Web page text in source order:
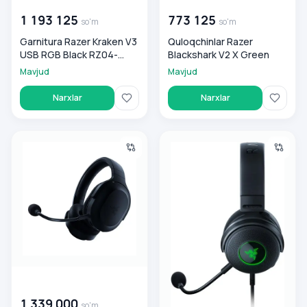
1 193 125 so'm
Garnitura Razer Kraken V3
USB RGB Black RZ04-
03770200-R3M1
Mavjud
Narxlar
773 125 so'm
Quloqchinlar Razer
Blackshark V2 X Green
Mavjud
Narxlar
1 339 000
Quloqchinlar Razer Kraken